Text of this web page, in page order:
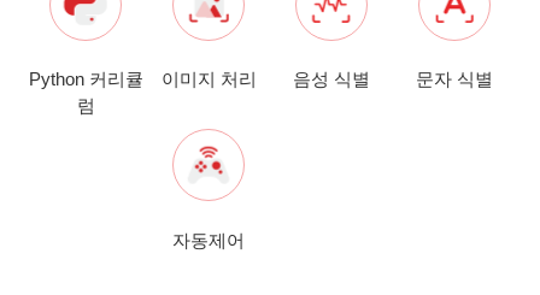
Python 커리큘
럼
이미지 처리 음성 식별 문자 식별
자동제어